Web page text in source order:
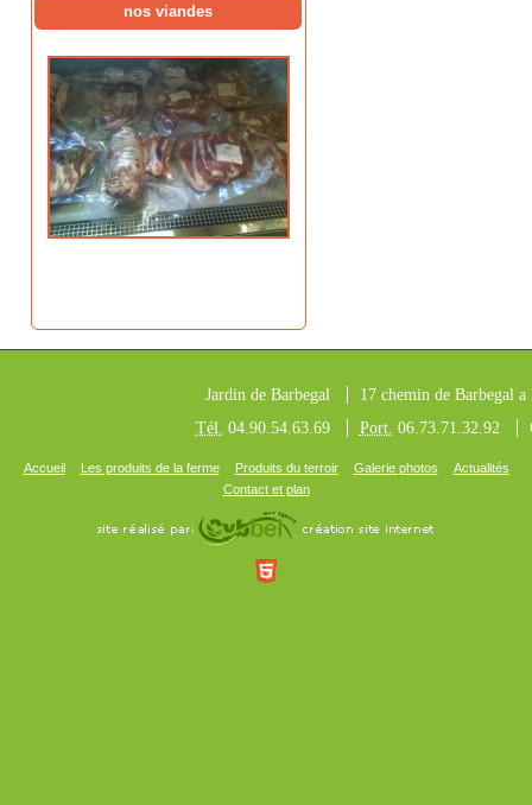
nos viandes
Jardin de Barbegal
17 chemin de Barbegal
Tél. 04.90.54.63.69 Port. 06.73.71.32.92
Accueil Les produits de la ferme Produits du terroir Galerie photos
Actualités
Contact et plan